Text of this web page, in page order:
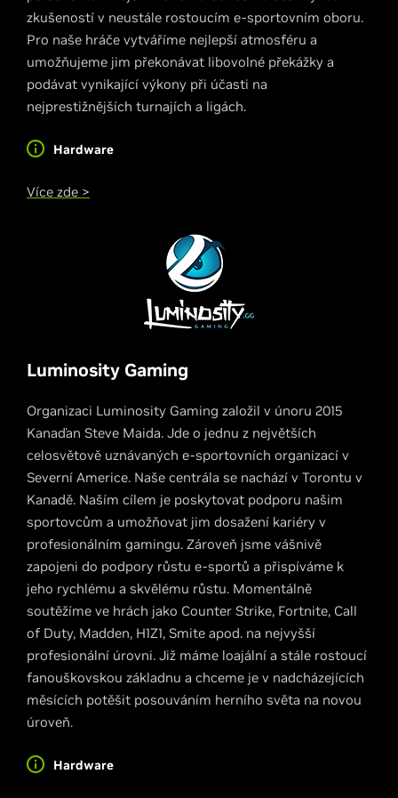
zkušeností v neustále rostoucím e-sportovním oboru.
Pro naše hráče vytváříme nejlepší atmosféru a
umožňujeme jim překonávat libovolné překážky a
podávat vynikající výkony při účasti na
nejprestižnějších turnajích a ligách.
Hardware
Více zde >
Luminosity Gaming
Organizaci Luminosity Gaming založil v únoru 2015
Kanaďan Steve Maida. Jde o jednu z největších
celosvětově uznávaných e-sportovních organizací v
Severní Americe. Naše centrála se nachází v Torontu v
Kanadě. Naším cílem je poskytovat podporu našim
sportovcům a umožňovat jim dosažení kariéry v
profesionálním gamingu. Zároveň jsme vášnivě
zapojeni do podpory růstu e-sportů a přispíváme k
jeho rychlému a skvělému růstu. Momentálně
soutěžíme ve hrách jako Counter Strike, Fortnite, Call
of Duty, Madden, H1Z1, Smite apod. na nejvyšší
profesionální úrovni. Již máme loajální a stále rostoucí
fanouškovskou základnu a chceme je v nadcházejících
měsících potěšit posouváním herního světa na novou
úroveň.
Hardware